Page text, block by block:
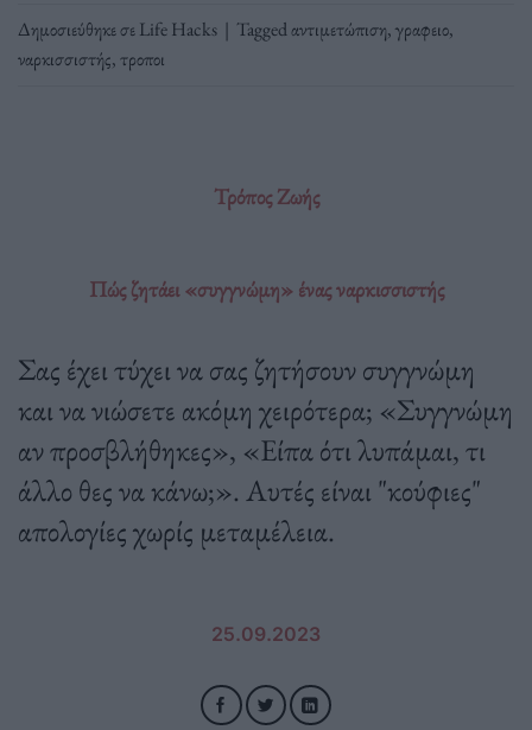
Δημοσιεύθηκε σεLife Hacks | Taggedαντιμετώπιση,γραφειο,
ναρκισσιστής,τροποι
Τρόπος Ζωής
Πώς ζητάει «συγγνώμη» ένας ναρκισσιστής
Σας έχει τύχει να σας ζητήσουν συγγνώμη
και να νιώσετε ακόμη χειρότερα; «Συγγνώμη
αν προσβλήθηκες», «Είπα ότι λυπάμαι, τι
άλλο θες να κάνω;». Αυτές είναι "κούφιες"
απολογίες χωρίς μεταμέλεια.
25.09.2023